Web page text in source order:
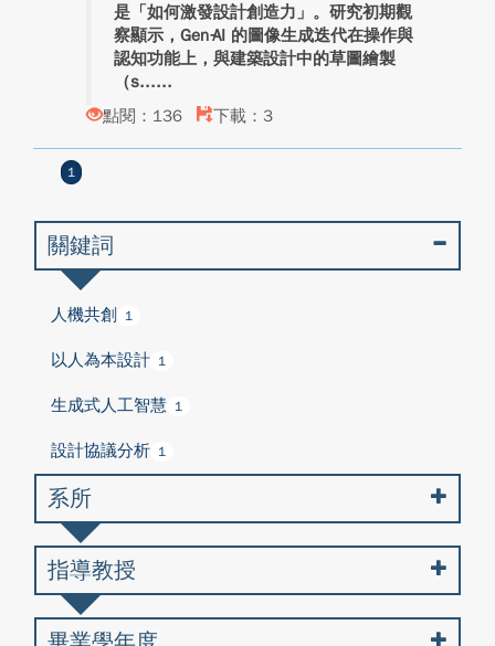
是「如何激發設計創造力」。研究初期觀
察顯示，Gen‑AI 的圖像生成迭代在操作與
認知功能上，與建築設計中的草圖繪製
（s...
點閱：136
下載：3
1
關鍵詞
人機共創 1
以人為本設計 1
生成式人工智慧 1
設計協議分析 1
系所
指導教授